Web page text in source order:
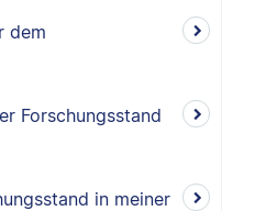
dem
Forschungsstand
in meiner